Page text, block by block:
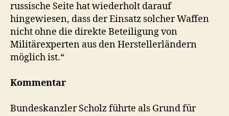
russische Seite hat wiederholt darauf
hingewiesen, dass der Einsatz solcher Waffen
nicht ohne die direkte Beteiligung von
Militärexperten aus den Herstellerländern
möglich ist.“
Kommentar
Bundeskanzler Scholz führte als Grund für